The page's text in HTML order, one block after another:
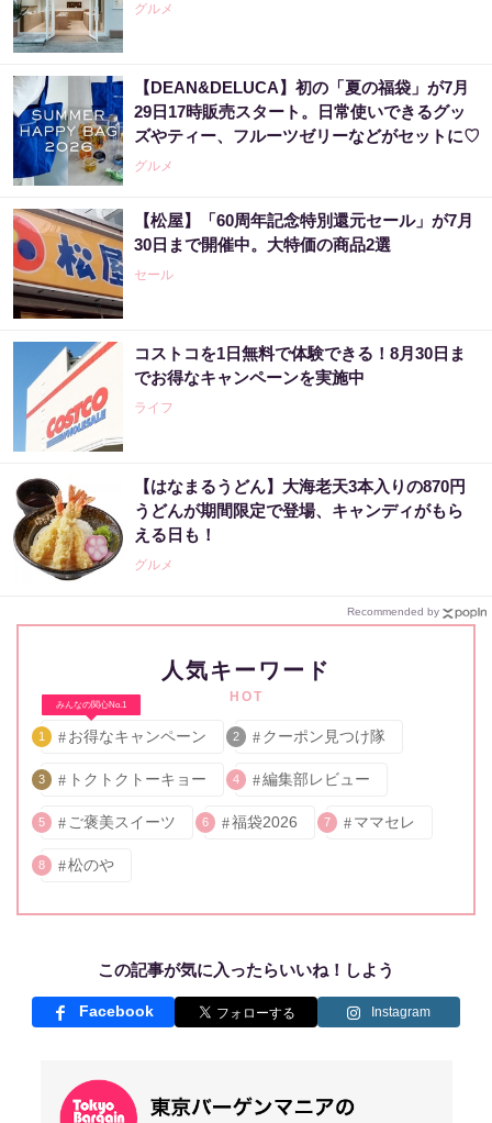
グルメ
【DEAN&DELUCA】初の「夏の福袋」が7月
29日17時販売スタート。日常使いできるグッ
ズやティー、フルーツゼリーなどがセットに♡
グルメ
【松屋】「60周年記念特別還元セール」が7月
30日まで開催中。大特価の商品2選
セール
コストコを1日無料で体験できる！8月30日ま
でお得なキャンペーンを実施中
ライフ
【はなまるうどん】大海老天3本入りの870円
うどんが期間限定で登場、キャンディがもら
える日も！
グルメ
Recommended by
人気キーワード
HOT
みんなの関心No.1
1 お得なキャンペーン 2 クーポン見つけ隊
3 トクトクトーキョー 4 編集部レビュー
5 ご褒美スイーツ 6 福袋2026 7 ママセレ
8 松のや
この記事が気に入ったらいいね！しよう
Facebook Instagram